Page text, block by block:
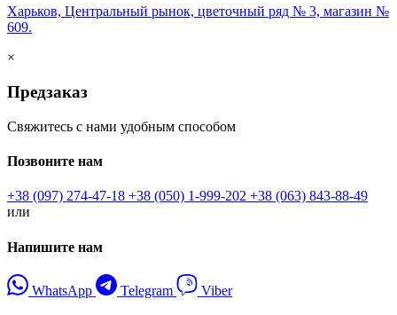
Харьков, Центральный рынок, цветочный ряд № 3, магазин №
609.
×
Предзаказ
Свяжитесь с нами удобным способом
Позвоните нам
+38 (097) 274-47-18 +38 (050) 1-999-202 +38 (063) 843-88-49
или
Напишите нам
WhatsApp Telegram
Viber